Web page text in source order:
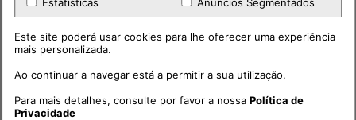
Este site poderá usar cookies para lhe oferecer uma experiência
mais personalizada.
Ao continuar a navegar está a permitir a sua utilização.
Para mais detalhes, consulte por favor a nossaPolítica de
Privacidade